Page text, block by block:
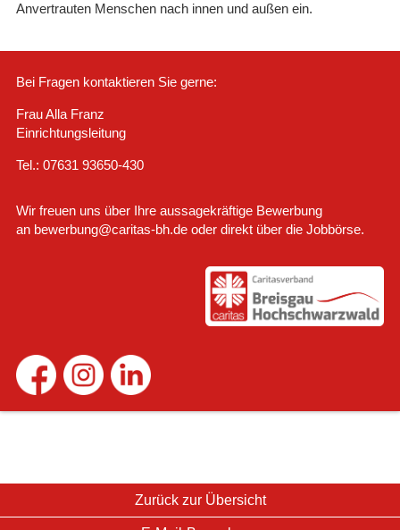
Anvertrauten Menschen nach innen und außen ein.
Bei Fragen kontaktieren Sie gerne:
Frau Alla Franz
Einrichtungsleitung
Tel.: 07631 93650-430
Wir freuen uns über Ihre aussagekräftige Bewerbung
an bewerbung@caritas-bh.de oder direkt über die Jobbörse.
Zurück zur Übersicht